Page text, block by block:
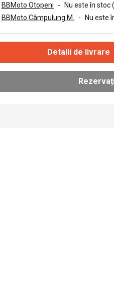
BBMoto Otopeni
-
Nu este în
BBMoto Câmpulung M.
- Nu este
Detalii de livrare